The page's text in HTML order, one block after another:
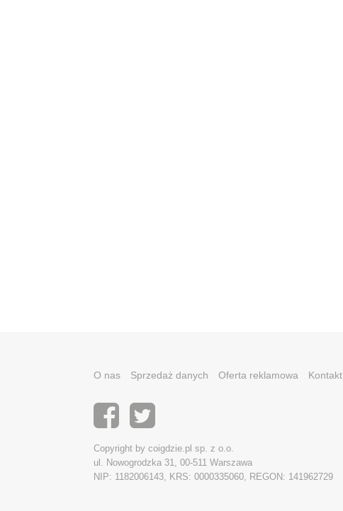
O nas Sprzedaż danych Oferta reklamowa Kontakt
Copyright by coigdzie.pl sp. z o.o.
ul. Nowogrodzka 31, 00-511 Warszawa
NIP: 1182006143, KRS: 0000335060, REGON: 141962729